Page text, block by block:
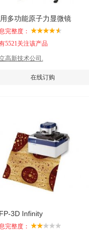
多功能原子力显微镜
完整度：
5521关注该产品
高新技术公司.
在线订购
3D Infinity
完整度：